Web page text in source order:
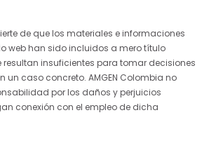
de que los materiales e informaciones
web han sido incluidos a mero título
resultan insuficientes para tomar decisiones
un caso concreto. AMGEN Colombia no
por los daños y perjuicios
conexión con el empleo de dicha